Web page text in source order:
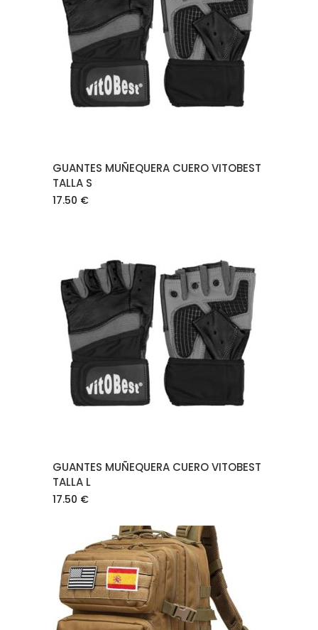
AÑADIR AL CARRITO
GUANTES MUÑEQUERA CUERO VITOBEST
TALLA S
17.50 €
AÑADIR AL CARRITO
GUANTES MUÑEQUERA CUERO VITOBEST
TALLA L
17.50 €